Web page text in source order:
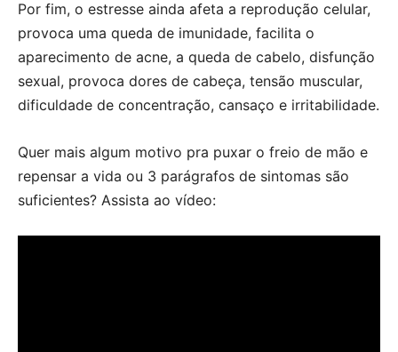
Por fim, o estresse ainda afeta a reprodução celular,
provoca uma queda de imunidade, facilita o
aparecimento de acne, a queda de cabelo, disfunção
sexual, provoca dores de cabeça, tensão muscular,
dificuldade de concentração, cansaço e irritabilidade.
Quer mais algum motivo pra puxar o freio de mão e
repensar a vida ou 3 parágrafos de sintomas são
suficientes? Assista ao vídeo: